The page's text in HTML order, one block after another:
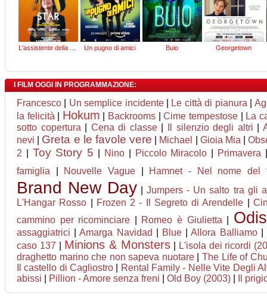
L'assistente della star Un pugno di amici Buio Georgetown
I FILM OGGI IN PROGRAMMAZIONE:
Francesco Un semplice incidente| Le città di pianura
la felicità
Hokum Backrooms |Cime tempestose|
La
sotto copertura
Cena di classe| Il silenzio degli altri
nevi
Greta e le favole vere Michael Gioia Mia |
2
Toy Story 5 Nino| Piccolo Miracolo Primavera
famiglia
Nouvelle Vague Hamnet - Nel nome del
Brand New Day |Jumpers - Un salto tra gli
L'Hangar Rosso
Frozen 2 - Il Segreto di Arendelle
cammino per ricominciare
Romeo è Giulietta
assaggiatrici |Amarga Navidad Blue|Allora Balliamo|
caso 137
Minions & Monsters|
L'isola dei ricordi
draghetto marino che non sapeva nuotare| The Life of
Il castello di Cagliostro
Rental Family - Nelle Vite Degli
abissi
Pillion - Amore senza freni Old Boy (2003) Il